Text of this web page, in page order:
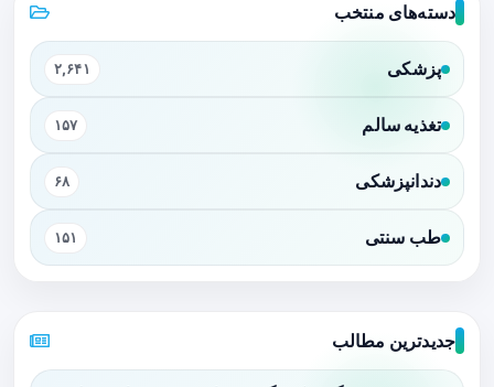
دسته‌های منتخب
پزشکی ۲,۶۴۱
تغذیه سالم ۱۵۷
دندانپزشکی ۶۸
طب سنتی ۱۵۱
جدیدترین مطالب